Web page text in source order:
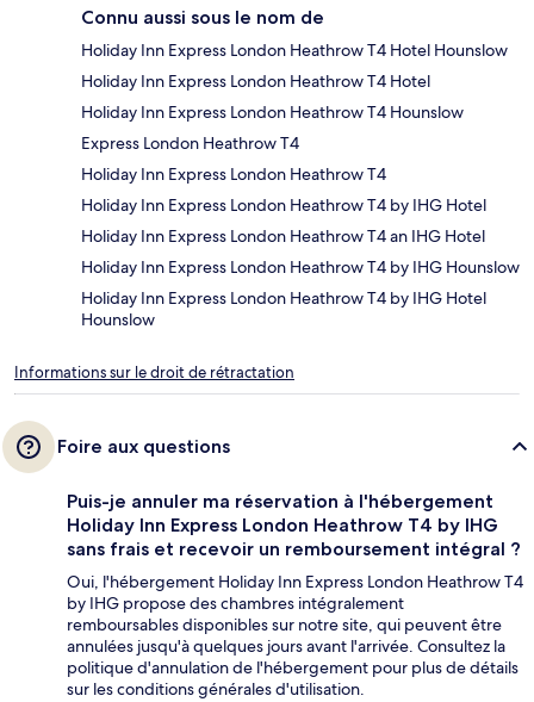
Connu aussi sous le nom de
Holiday Inn Express London Heathrow T4 Hotel Hounslow
Holiday Inn Express London Heathrow T4 Hotel
Holiday Inn Express London Heathrow T4 Hounslow
Express London Heathrow T4
Holiday Inn Express London Heathrow T4
Holiday Inn Express London Heathrow T4 by IHG Hotel
Holiday Inn Express London Heathrow T4 an IHG Hotel
Holiday Inn Express London Heathrow T4 by IHG Hounslow
Holiday Inn Express London Heathrow T4 by IHG Hotel
Hounslow
Informations sur le droit de rétractation
Foire aux questions
Puis-je annuler ma réservation à l'hébergement
Holiday Inn Express London Heathrow T4 by IHG
sans frais et recevoir un remboursement intégral ?
Oui, l'hébergement Holiday Inn Express London Heathrow T4
by IHG propose des chambres intégralement
remboursables disponibles sur notre site, qui peuvent être
annulées jusqu'à quelques jours avant l'arrivée. Consultez la
politique d'annulation de l'hébergement pour plus de détails
sur les conditions générales d'utilisation.